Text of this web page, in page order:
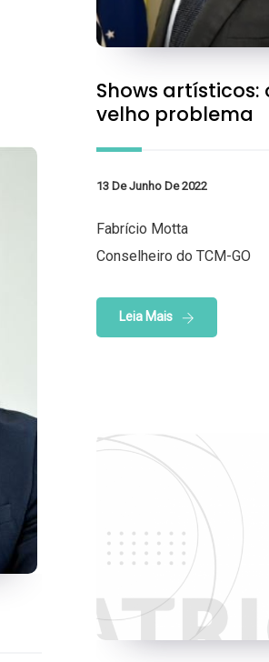
Shows artísticos:
velho problema
13 De Junho De 2022
Fabrício Motta
Conselheiro do TCM-GO
Leia Mais